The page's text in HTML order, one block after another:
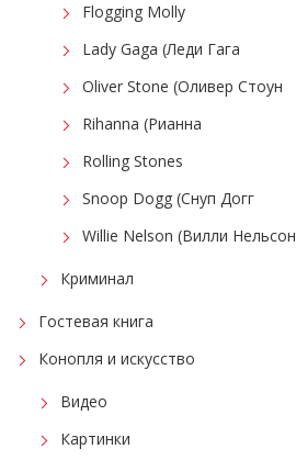
Flogging Molly
Lady Gaga (Леди Гага
Oliver Stone (Оливер Стоун
Rihanna (Рианна
Rolling Stones
Snoop Dogg (Снуп Догг
Willie Nelson (Вилли Нельсон
Криминал
Гостевая книга
Конопля и искусство
Видео
Картинки